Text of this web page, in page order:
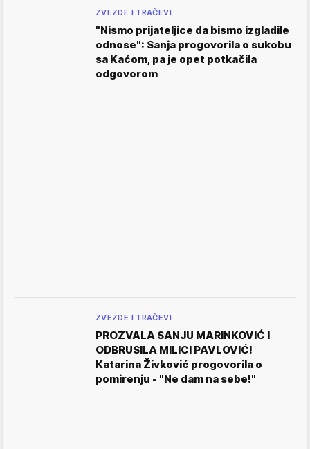
ZVEZDE I TRAČEVI
"Nismo prijateljice da bismo izgladile
odnose": Sanja progovorila o sukobu
sa Kaćom, pa je opet potkačila
odgovorom
ZVEZDE I TRAČEVI
PROZVALA SANJU MARINKOVIĆ I
ODBRUSILA MILICI PAVLOVIĆ!
Katarina Živković progovorila o
pomirenju - "Ne dam na sebe!"